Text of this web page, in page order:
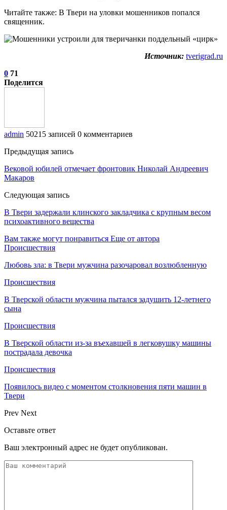
Читайте также: В Твери на уловки мошенников попался
священник.
Источник: tverigrad.ru
0 71
Поделится
admin 50215 записей 0 комментариев
Предыдущая запись
Вековой юбилей отмечает фронтовик Николай Андреевич
Макаров
Следующая запись
В Твери задержали клинского закладчика с крупным весом
психоактивного вещества
Вам также могут понравиться Еще от автора
Происшествия
Любовь зла: в Твери мужчина разочаровал возлюбленную
Происшествия
В Тверской области мужчина пытался задушить 12-летнего
сына
Происшествия
В Тверской области из-за въехавшей в легковушку машины
пострадала девочка
Происшествия
Появилось видео с моментом столкновения пяти машин в
Твери
Prev Next
Оставьте ответ
Ваш электронный адрес не будет опубликован.